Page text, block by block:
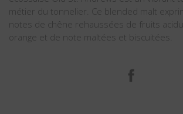
métier du tonnelier. Ce blended malt
notes de chêne rehaussées de fruits
orange et de note maltées et biscuitées.